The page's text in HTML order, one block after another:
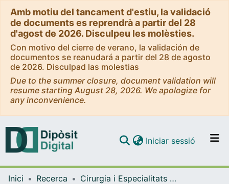
Amb motiu del tancament d'estiu, la validació
de documents es reprendrà a partir del 28
d'agost de 2026. Disculpeu les molèsties.
Con motivo del cierre de verano, la validación de
documentos se reanudará a partir del 28 de agosto
de 2026. Disculpad las molestias
Due to the summer closure, document validation will
resume starting August 28, 2026. We apologize for
any inconvenience.
Navega per tot el DD
Iniciar sessió (current)
Inici Recerca
Cirurgia i Especialitats Medicoquirúrgiques